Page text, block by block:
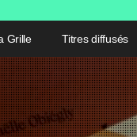
Grille Titres diffusés